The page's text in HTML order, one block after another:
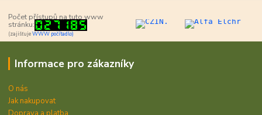
Počet přístupů na tuto www
stránku:
(zajišťujeWWW počítadlo)
Informace pro zákazníky
O nás
Jak nakupovat